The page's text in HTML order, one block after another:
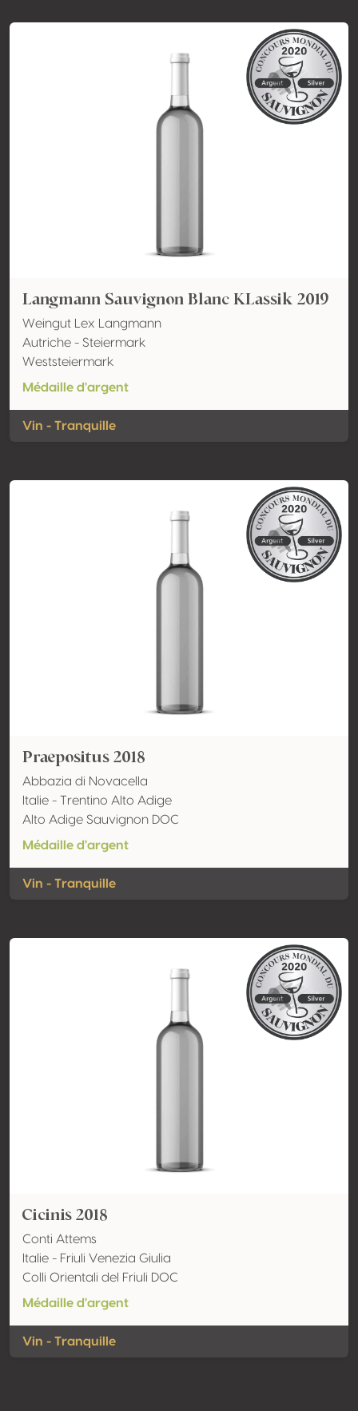
Langmann Sauvignon Blanc KLassik 2019
Weingut Lex Langmann
Autriche - Steiermark
Weststeiermark
Médaille d'argent
Vin - Tranquille
Praepositus 2018
Abbazia di Novacella
Italie - Trentino Alto Adige
Alto Adige Sauvignon DOC
Médaille d'argent
Vin - Tranquille
Cicinis 2018
Conti Attems
Italie - Friuli Venezia Giulia
Colli Orientali del Friuli DOC
Médaille d'argent
Vin - Tranquille